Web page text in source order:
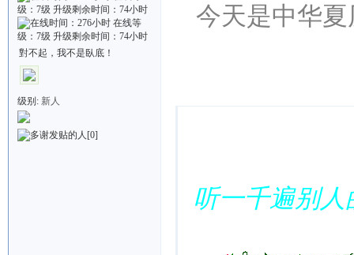
對不起，我不是臥底！
级别: 新人
[0]
今天是中华
听一千遍别